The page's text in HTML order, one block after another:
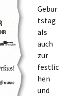
Gebur
tstag
als
auch
zur
festlic
hen
und